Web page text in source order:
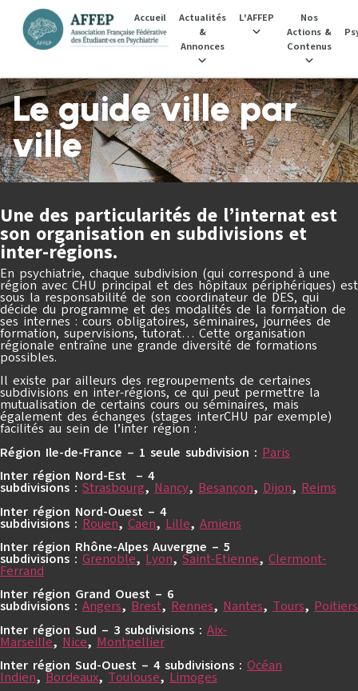
Accueil
Actualités
&
Annonces
L'AFFEP
Nos
Actions &
Contenus
Le guide ville par
ville
Une des particularités de l’internat est
son organisation en subdivisions et
inter-régions.
En psychiatrie, chaque subdivision (qui correspond à une
région avec CHU principal et des hôpitaux périphériques) est
sous la responsabilité de son coordinateur de DES, qui
décide du programme et des modalités de la formation de
ses internes : cours obligatoires, séminaires, journées de
formation, supervisions, tutorat… Cette organisation
régionale entraîne une grande diversité de formations
possibles.
Il existe par ailleurs des regroupements de certaines
subdivisions en inter-régions, ce qui peut permettre la
mutualisation de certains cours ou séminaires, mais
également des échanges (stages interCHU par exemple)
facilités au sein de l’inter région :
Région Ile-de-France – 1 seule subdivision : Paris
Inter région Nord-Est – 4
subdivisions : Strasbourg, Nancy, Besançon, Dijon, Reims
Inter région Nord-Ouest – 4
subdivisions : Rouen, Caen, Lille, Amiens
Inter région Rhône-Alpes Auvergne – 5
subdivisions : Grenoble, Lyon, Saint-Etienne, Clermont-
Ferrand
Inter région Grand Ouest – 6
subdivisions : Angers, Brest, Rennes, Nantes, Tours, Poitiers
Inter région Sud – 3 subdivisions : Aix-
Marseille, Nice, Montpellier
Inter région Sud-Ouest – 4 subdivisions : Océan
Indien, Bordeaux, Toulouse, Limoges